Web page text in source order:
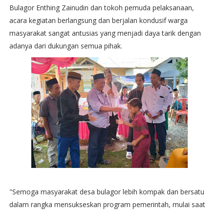
Bulagor Enthing Zainudin dan tokoh pemuda pelaksanaan,
acara kegiatan berlangsung dan berjalan kondusif warga
masyarakat sangat antusias yang menjadi daya tarik dengan
adanya dari dukungan semua pihak.
"Semoga masyarakat desa bulagor lebih kompak dan bersatu
dalam rangka mensukseskan program pemerintah, mulai saat